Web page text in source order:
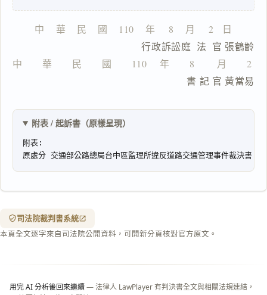
中    華    民    國    110    年     8    月     2   日
                        行政訴訟庭  法  官 張鶴齡
中　　華　　民　　國　　110 　年　　8 　　月　　2
                                  書 記 官 黃當易
附表 / 起訴書（原樣呈現）
司法院裁判書系統
本頁全文逐字來自司法院公開資料，可開新分頁核對官方原文。
用完 AI 分析後回來繼續— 法律人 LawPlayer 有判決書全文與相關法規連結，
複
製
全
文
下載 Word
下載 .md
列印